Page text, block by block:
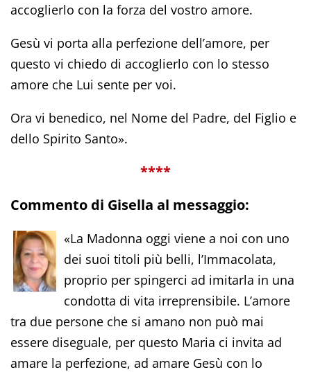
accoglierlo con la forza del vostro amore.
Gesù vi porta alla perfezione dell’amore, per
questo vi chiedo di accoglierlo con lo stesso
amore che Lui sente per voi.
Ora vi benedico, nel Nome del Padre, del Figlio e
dello Spirito Santo».
****
Commento di Gisella al messaggio:
«La Madonna oggi viene a noi con uno
dei suoi titoli più belli, l’Immacolata,
proprio per spingerci ad imitarla in una
condotta di vita irreprensibile. L’amore
tra due persone che si amano non può mai
essere diseguale, per questo Maria ci invita ad
amare la perfezione, ad amare Gesù con lo